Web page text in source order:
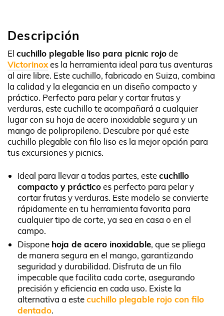
Descripción
El cuchillo plegable liso para picnic rojode
Victorinoxes la herramienta ideal para tus aventuras
al aire libre. Este cuchillo, fabricado en Suiza, combina
la calidad y la elegancia en un diseño compacto y
práctico. Perfecto para pelar y cortar frutas y
verduras, este cuchillo te acompañará a cualquier
lugar con su hoja de acero inoxidable segura y un
mango de polipropileno. Descubre por qué este
cuchillo plegable con filo liso es la mejor opción para
tus excursiones y picnics.
Ideal para llevar a todas partes, estecuchillo
compacto y prácticoes perfecto para pelar y
cortar frutas y verduras. Este modelo se convierte
rápidamente en tu herramienta favorita para
cualquier tipo de corte, ya sea en casa o en el
campo.
Dispone hoja de acero inoxidable, que se pliega
de manera segura en el mango, garantizando
seguridad y durabilidad. Disfruta de un filo
impecable que facilita cada corte, asegurando
precisión y eficiencia en cada uso. Existe la
alternativa a estecuchillo plegable rojo con filo
dentado.